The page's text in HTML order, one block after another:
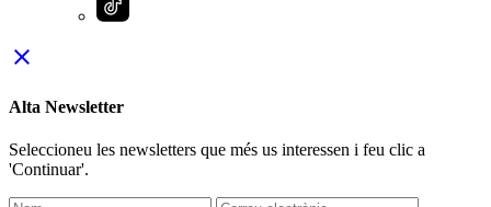
close
Alta Newsletter
Seleccioneu les newsletters que més us interessen i feu clic a
'Continuar'.